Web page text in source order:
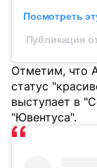
Посмотреть
Публикация
Отметим, что
статус
выступает в
"Ювентуса".